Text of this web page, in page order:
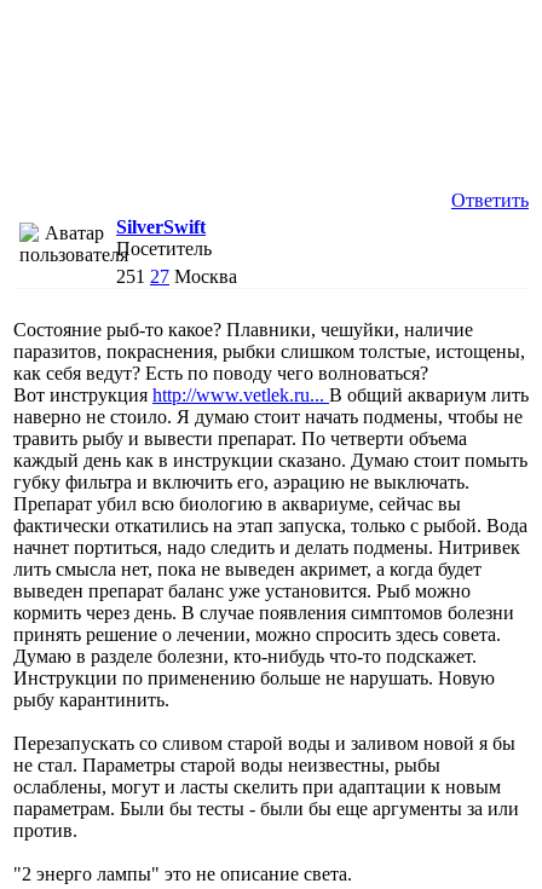
Ответить
SilverSwift
Посетитель
251 27 Москва
Состояние рыб-то какое? Плавники, чешуйки, наличие
паразитов, покраснения, рыбки слишком толстые, истощены,
как себя ведут? Есть по поводу чего волноваться?
Вот инструкция http://www.vetlek.ru... В общий аквариум лить
наверно не стоило. Я думаю стоит начать подмены, чтобы не
травить рыбу и вывести препарат. По четверти объема
каждый день как в инструкции сказано. Думаю стоит помыть
губку фильтра и включить его, аэрацию не выключать.
Препарат убил всю биологию в аквариуме, сейчас вы
фактически откатились на этап запуска, только с рыбой. Вода
начнет портиться, надо следить и делать подмены. Нитривек
лить смысла нет, пока не выведен акримет, а когда будет
выведен препарат баланс уже установится. Рыб можно
кормить через день. В случае появления симптомов болезни
принять решение о лечении, можно спросить здесь совета.
Думаю в разделе болезни, кто-нибудь что-то подскажет.
Инструкции по применению больше не нарушать. Новую
рыбу карантинить.
Перезапускать со сливом старой воды и заливом новой я бы
не стал. Параметры старой воды неизвестны, рыбы
ослаблены, могут и ласты скелить при адаптации к новым
параметрам. Были бы тесты - были бы еще аргументы за или
против.
"2 энерго лампы" это не описание света.